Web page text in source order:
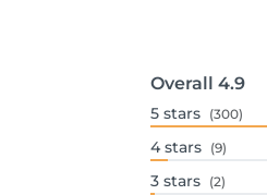
Overall 4.9
5 stars (300)
4 stars (9)
3 stars (2)